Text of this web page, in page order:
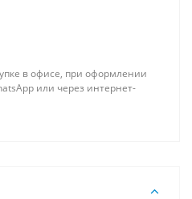
в офисе, при оформлении
или через интернет-